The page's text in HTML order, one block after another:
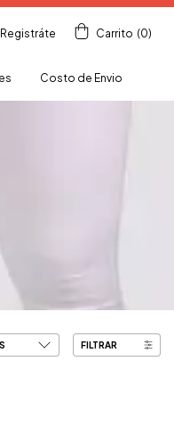
Registráte Carrito (0)
Costo de Envio
FILTRAR